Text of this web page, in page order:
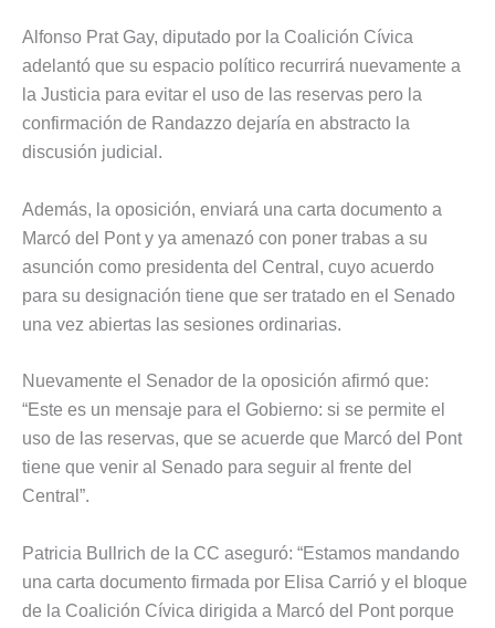
Alfonso Prat Gay, diputado por la Coalición Cívica
adelantó que su espacio político recurrirá nuevamente a
la Justicia para evitar el uso de las reservas pero la
confirmación de Randazzo dejaría en abstracto la
discusión judicial.
Además, la oposición, enviará una carta documento a
Marcó del Pont y ya amenazó con poner trabas a su
asunción como presidenta del Central, cuyo acuerdo
para su designación tiene que ser tratado en el Senado
una vez abiertas las sesiones ordinarias.
Nuevamente el Senador de la oposición afirmó que:
“Este es un mensaje para el Gobierno: si se permite el
uso de las reservas, que se acuerde que Marcó del Pont
tiene que venir al Senado para seguir al frente del
Central”.
Patricia Bullrich de la CC aseguró: “Estamos mandando
una carta documento firmada por Elisa Carrió y el bloque
de la Coalición Cívica dirigida a Marcó del Pont porque